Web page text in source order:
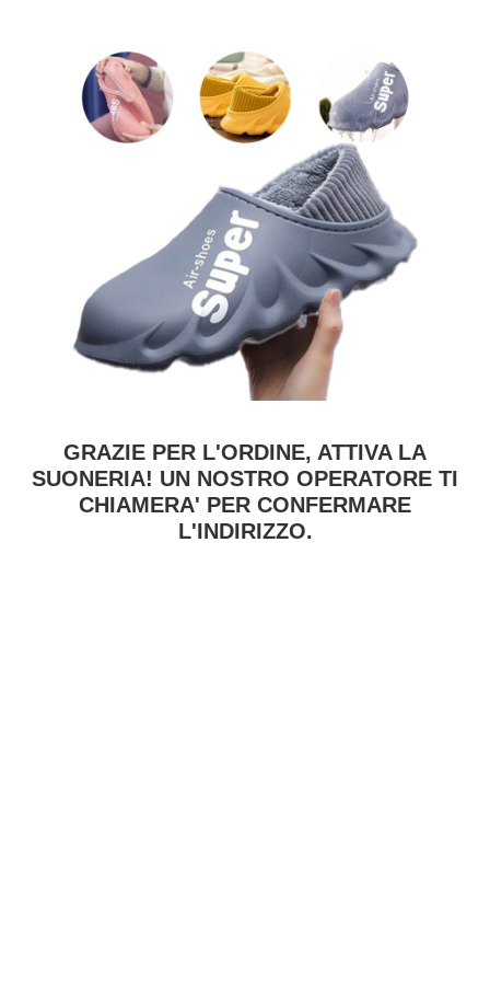
GRAZIE PER L'ORDINE, ATTIVA LA
SUONERIA! UN NOSTRO OPERATORE TI
CHIAMERA' PER CONFERMARE
L'INDIRIZZO.